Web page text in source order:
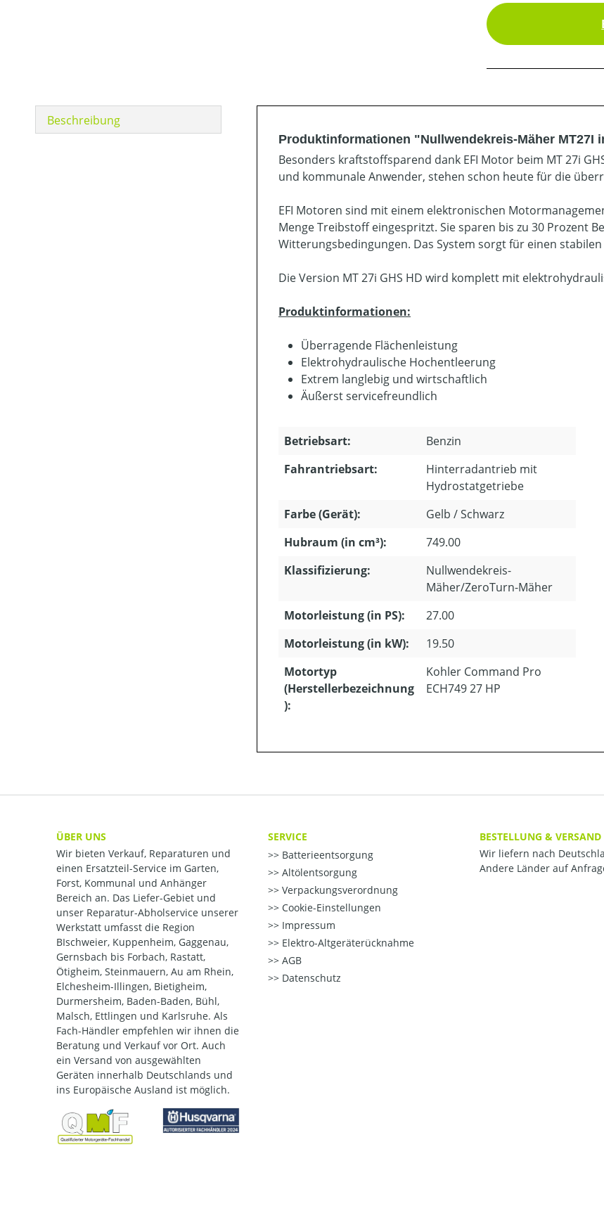
Beschreibung
Produktinformationen "Nullwendekreis-Mäher MT27I
Besonders kraftstoffsparend dank EFI Motor beim MT 27i
und kommunale Anwender, stehen schon heute für die
EFI Motoren sind mit einem elektronischen
Menge Treibstoff eingespritzt. Sie sparen bis zu 30 Prozent
Witterungsbedingungen. Das System sorgt für einen
Die Version MT 27i GHS HD wird komplett mit
Produktinformationen:
Überragende Flächenleistung
Elektrohydraulische Hochentleerung
Extrem langlebig und wirtschaftlich
Äußerst servicefreundlich
Betriebsart:
Benzin
Fahrantriebsart:
Hinterradantrieb mit
Hydrostatgetriebe
Farbe (Gerät):
Gelb / Schwarz
Hubraum (in cm³):
749.00
Klassifizierung:
Nullwendekreis-
Mäher/ZeroTurn-Mäher
Motorleistung (in PS):
27.00
Motorleistung (in kW):
19.50
Motortyp
(Herstellerbezeichnung
):
Kohler Command Pro
ECH749 27 HP
ÜBER UNS
Wir bieten Verkauf, Reparaturen und
einen Ersatzteil-Service im Garten,
Forst, Kommunal und Anhänger
Bereich an. Das Liefer-Gebiet und
unser Reparatur-Abholservice unserer
Werkstatt umfasst die Region
BIschweier, Kuppenheim, Gaggenau,
Gernsbach bis Forbach, Rastatt,
Ötigheim, Steinmauern, Au am Rhein,
Elchesheim-Illingen, Bietigheim,
Durmersheim, Baden-Baden, Bühl,
Malsch, Ettlingen und Karlsruhe. Als
Fach-Händler empfehlen wir ihnen die
Beratung und Verkauf vor Ort. Auch
ein Versand von ausgewählten
Geräten innerhalb Deutschlands und
ins Europäische Ausland ist möglich.
SERVICE
Batterieentsorgung
Altölentsorgung
Verpackungsverordnung
Cookie-Einstellungen
Impressum
Elektro-Altgeräterücknahme
AGB
Datenschutz
BESTELLUNG & VERSAND
Wir liefern nach
Andere Länder auf